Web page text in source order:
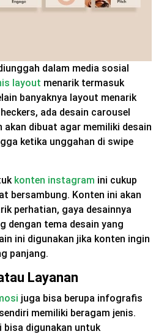
dalam media sosial
layout menarik termasuk
banyaknya layout menarik
ada desain carousel
akan dibuat agar memiliki desain
ketika unggahan di swipe
konten instagram ini cukup
bersambung. Konten ini akan
perhatian, gaya desainnya
dengan tema desain yang
ini digunakan jika konten ingin
panjang.
Layanan
juga bisa berupa infografis
sendiri memiliki beragam jenis.
digunakan untuk